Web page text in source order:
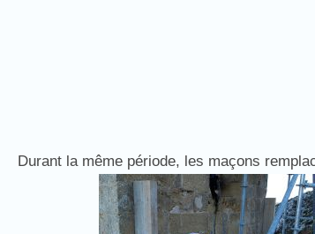
Durant la même période, les maçons